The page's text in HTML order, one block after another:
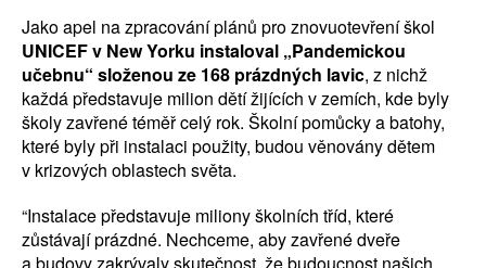
Jako apel na zpracování plánů pro znovuotevření škol
UNICEF v New Yorku instaloval „Pandemickou
učebnu“ složenou ze 168 prázdných lavic, z nichž
každá představuje milion dětí žijících v zemích, kde byly
školy zavřené téměř celý rok. Školní pomůcky a batohy,
které byly při instalaci použity, budou věnovány dětem
v krizových oblastech světa.
“Instalace představuje miliony školních tříd, které
zůstávají prázdné. Nechceme, aby zavřené dveře
a budovy zakrývaly skutečnost, že budoucnost našich